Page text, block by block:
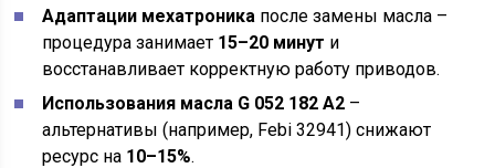
Адаптации мехатроника после замены масла –
процедура занимает 15–20 минут и
восстанавливает корректную работу приводов.
Использования масла G 052 182 A2 –
альтернативы (например, Febi 32941) снижают
ресурс на 10–15%.